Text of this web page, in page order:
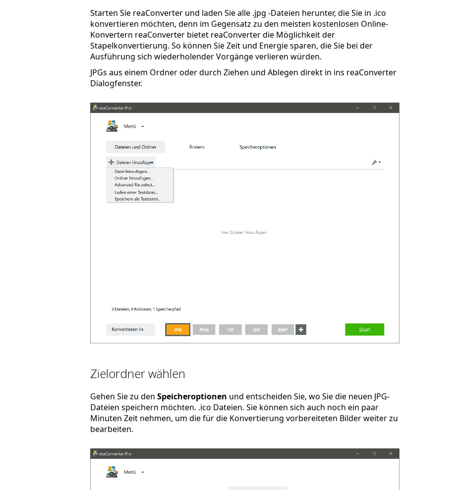
Starten Sie reaConverter und laden Sie alle .jpg -Dateien herunter, die Sie in .ico
konvertieren möchten, denn im Gegensatz zu den meisten kostenlosen Online-
Konvertern reaConverter bietet reaConverter die Möglichkeit der
Stapelkonvertierung. So können Sie Zeit und Energie sparen, die Sie bei der
Ausführung sich wiederholender Vorgänge verlieren würden.
JPGs aus einem Ordner oder durch Ziehen und Ablegen direkt in ins reaConverter
Dialogfenster.
Zielordner wählen
Gehen Sie zu den Speicheroptionen und entscheiden Sie, wo Sie die neuen JPG-
Dateien speichern möchten. .ico Dateien. Sie können sich auch noch ein paar
Minuten Zeit nehmen, um die für die Konvertierung vorbereiteten Bilder weiter zu
bearbeiten.